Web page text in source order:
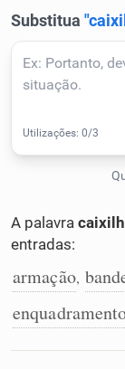
Corrigir
Detector de
Cata-letras
Caça-
A palavra
entradas:
armação,